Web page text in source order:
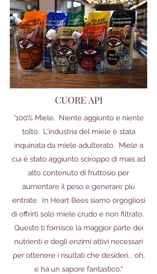
CUORE API
"100% Miele. Niente aggiunto e niente
tolto. L'industria del miele è stata
inquinata da miele adulterato. Miele a
cui è stato aggiunto sciroppo di mais ad
alto contenuto di fruttosio per
aumentare il peso e generare più
entrate. In Heart Bees siamo orgogliosi
di offrirti solo miele crudo e non filtrato.
Questo ti fornisce la maggior parte dei
nutrienti e degli enzimi attivi necessari
per ottenere i risultati che desideri... oh,
e ha un sapore fantastico."